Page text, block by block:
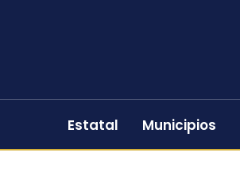
Estatal Municipios